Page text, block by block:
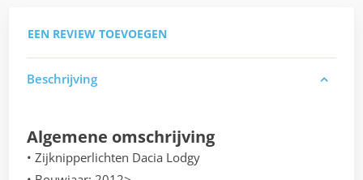
EEN REVIEW TOEVOEGEN
Beschrijving
Algemene omschrijving
• Zijknipperlichten Dacia Lodgy